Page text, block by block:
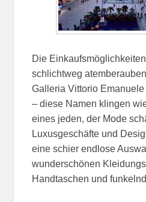
Die
schlichtweg
Galleria Vittorio
– diese Namen klingen
eines jeden, der Mode
Luxusgeschäfte und
eine schier endlose
wunderschönen
Handtaschen und